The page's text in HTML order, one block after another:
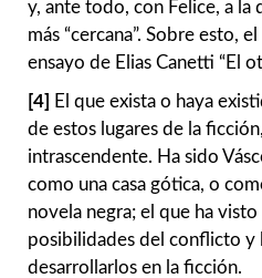
y, ante todo, con Felice, a la
más “cercana”. Sobre esto,
ensayo de Elias Canetti “El
[4] El que exista o haya
de estos lugares de la
intrascendente. Ha sido
como una casa gótica, o
novela negra; el que ha
posibilidades del conflicto y
desarrollarlos en la ficción.